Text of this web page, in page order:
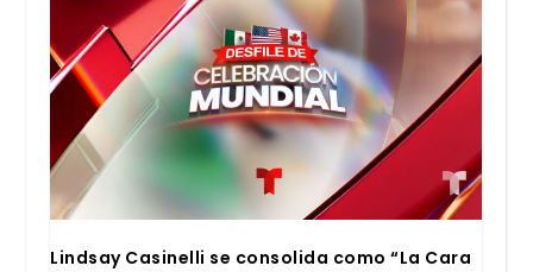
Lind­say Casi­ne­lli se con­so­li­da como “La Cara